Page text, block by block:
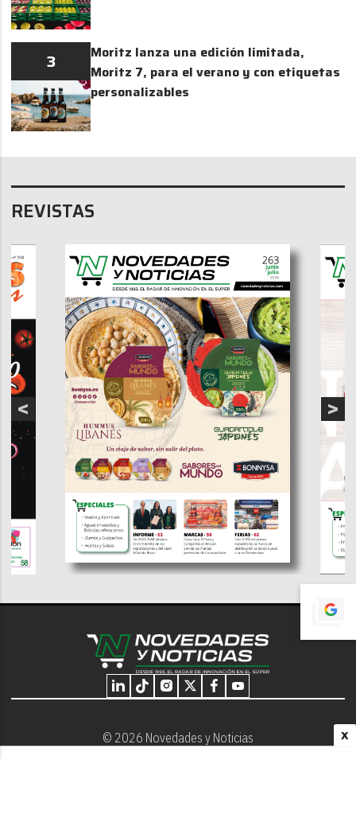
X
3
Moritz lanza una edición limitada,
Moritz 7, para el verano y con etiquetas
personalizables
REVISTAS
© 2026 Novedades y Noticias